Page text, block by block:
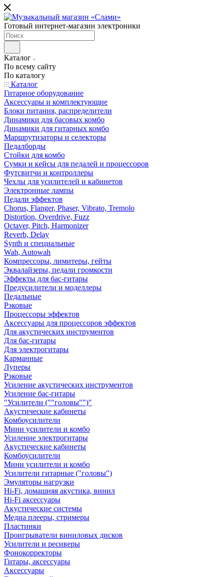
Готовый интернет-магазин электроники
Каталог
По всему сайту
По каталогу
Каталог
Гитарное оборудование
Аксессуары и комплектующие
Блоки питания, распределители
Динамики для басовых комбо
Динамики для гитарных комбо
Маршрутизаторы и селекторы
Педалборды
Стойки для комбо
Сумки и кейсы для педалей и процессоров
Футсвитчи и контроллеры
Чехлы для усилителей и кабинетов
Электронные лампы
Педали эффектов
Chorus, Flanger, Phaser, Vibrato, Tremolo
Distortion, Overdrive, Fuzz
Octaver, Pitch, Harmonizer
Reverb, Delay
Synth и специальные
Wah, Autowah
Компрессоры, лимитеры, гейты
Эквалайзеры, педали громкости
Эффекты для бас-гитары
Предусилители и моделлеры
Педальные
Рэковые
Процессоры эффектов
Аксессуары для процессоров эффектов
Для акустических инструментов
Для бас-гитары
Для электрогитары
Карманные
Луперы
Рэковые
Усиление акустических инструментов
Усиление бас-гитары
"Усилители (""головы"")"
Акустические кабинеты
Комбоусилители
Мини усилители и комбо
Усиление электрогитары
Акустические кабинеты
Комбоусилители
Мини усилители и комбо
Усилители гитарные ("головы")
Эмуляторы нагрузки
Hi-Fi, домашняя акустика, винил
Hi-Fi аксессуары
Акустические системы
Медиа плееры, стримеры
Пластинки
Проигрыватели виниловых дисков
Усилители и ресиверы
Фонокорректоры
Гитары, аксессуары
Аксессуары